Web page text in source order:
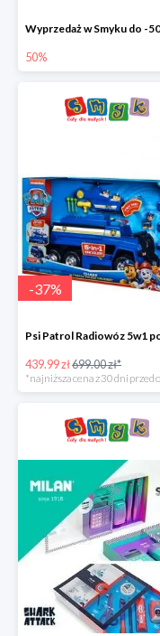
50%
-37%
439.99 zł699.00 zł*